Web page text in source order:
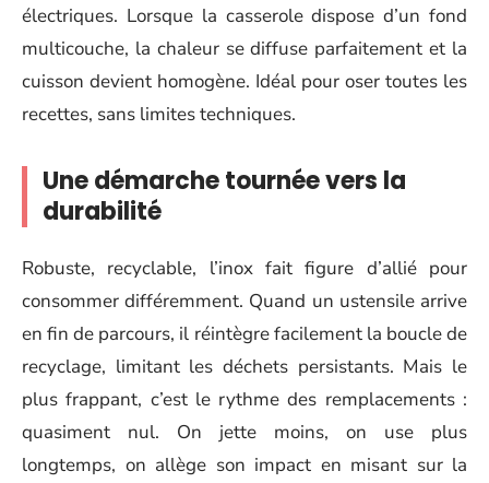
électriques. Lorsque la casserole dispose d’un fond
multicouche, la chaleur se diffuse parfaitement et la
cuisson devient homogène. Idéal pour oser toutes les
recettes, sans limites techniques.
Une démarche tournée vers la
durabilité
Robuste, recyclable, l’inox fait figure d’allié pour
consommer différemment. Quand un ustensile arrive
en fin de parcours, il réintègre facilement la boucle de
recyclage, limitant les déchets persistants. Mais le
plus frappant, c’est le rythme des remplacements :
quasiment nul. On jette moins, on use plus
longtemps, on allège son impact en misant sur la